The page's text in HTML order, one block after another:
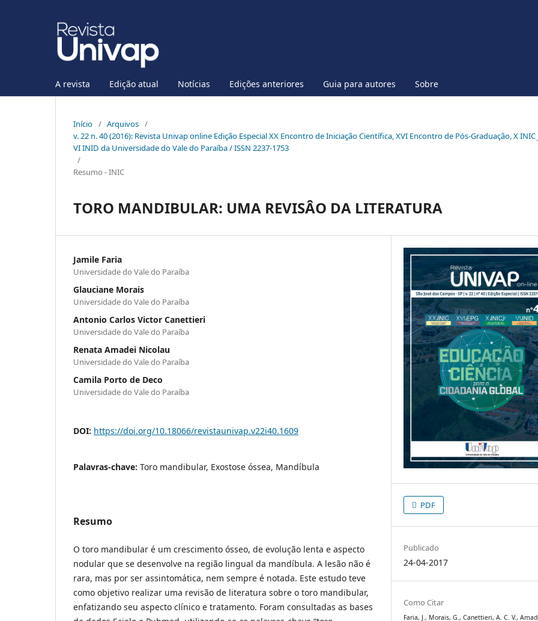
A revista Edição atual Notícias Edições anteriores Guia para autores Sobre
Início / Arquivos /
v. 22 n. 40 (2016): Revista Univap online Edição Especial XX Encontro de Iniciação Científica, XVI Encontro de Pós-Graduação, X INIC
VI INID da Universidade do Vale do Paraíba / ISSN 2237-1753
/
Resumo - INIC
TORO MANDIBULAR: UMA REVISÂO DA LITERATURA
Jamile Faria
Universidade do Vale do Paraíba
Glauciane Morais
Universidade do Vale do Paraíba
Antonio Carlos Victor Canettieri
Universidade do Vale do Paraíba
Renata Amadei Nicolau
Universidade do Vale do Paraíba
Camila Porto de Deco
Universidade do Vale do Paraíba
DOI: https://doi.org/10.18066/revistaunivap.v22i40.1609
Palavras-chave: Toro mandibular, Exostose óssea, Mandíbula
Resumo
O toro mandibular é um crescimento ósseo, de evolução lenta e aspecto
nodular que se desenvolve na região lingual da mandíbula. A lesão não é
rara, mas por ser assintomática, nem sempre é notada. Este estudo teve
como objetivo realizar uma revisão de literatura sobre o toro mandibular,
enfatizando seu aspecto clínico e tratamento. Foram consultadas as bases
PDF
Publicado
24-04-2017
Como Citar
Faria, J., Morais, G., Canettieri, A. C. V.,